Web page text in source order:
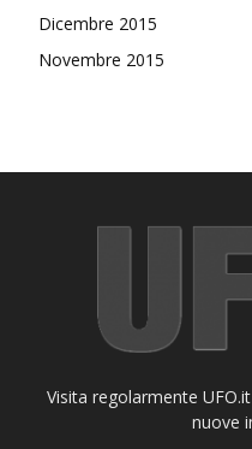
Dicembre 2015
Novembre 2015
Visita regolarmente
nuove